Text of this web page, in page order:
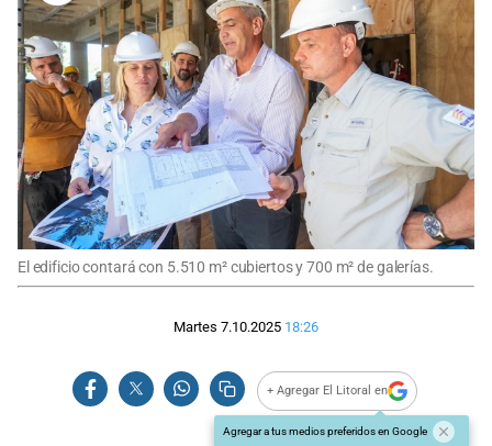
El edificio contará con 5.510 m² cubiertos y 700 m² de galerías.
Martes 7.10.2025 18:26
+ Agregar El Litoral en
Agregar a tus medios preferidos en Google